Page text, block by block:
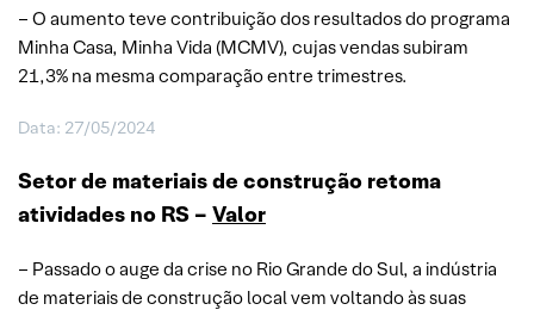
– O aumento teve contribuição dos resultados do programa
Minha Casa, Minha Vida (MCMV), cujas vendas subiram
21,3% na mesma comparação entre trimestres.
Data: 27/05/2024
Setor de materiais de construção retoma
atividades no RS – Valor
– Passado o auge da crise no Rio Grande do Sul, a indústria
de materiais de construção local vem voltando às suas